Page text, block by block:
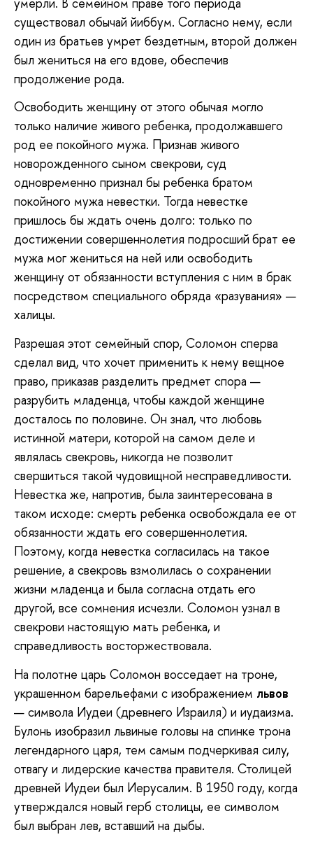
существовал обычай йиббум. Согласно нему, если
один из братьев умрет бездетным, второй должен
был жениться на его вдове, обеспечив
продолжение рода.
Освободить женщину от этого обычая могло
только наличие живого ребенка, продолжавшего
род ее покойного мужа. Признав живого
новорожденного сыном свекрови, суд
одновременно признал бы ребенка братом
покойного мужа невестки. Тогда невестке
пришлось бы ждать очень долго: только по
достижении совершеннолетия подросший брат ее
мужа мог жениться на ней или освободить
женщину от обязанности вступления с ним в брак
посредством специального обряда «разувания» —
халицы.
Разрешая этот семейный спор, Соломон сперва
сделал вид, что хочет применить к нему вещное
право, приказав разделить предмет спора —
разрубить младенца, чтобы каждой женщине
досталось по половине. Он знал, что любовь
истинной матери, которой на самом деле и
являлась свекровь, никогда не позволит
свершиться такой чудовищной несправедливости.
Невестка же, напротив, была заинтересована в
таком исходе: смерть ребенка освобождала ее от
обязанности ждать его совершеннолетия.
Поэтому, когда невестка согласилась на такое
решение, а свекровь взмолилась о сохранении
жизни младенца и была согласна отдать его
другой, все сомнения исчезли. Соломон узнал в
свекрови настоящую мать ребенка, и
справедливость восторжествовала.
На полотне царь Соломон восседает на троне,
украшенном барельефами с изображением львов
— символа Иудеи (древнего Израиля) и иудаизма.
Булонь изобразил львиные головы на спинке трона
легендарного царя, тем самым подчеркивая силу,
отвагу и лидерские качества правителя. Столицей
древней Иудеи был Иерусалим. В 1950 году, когда
утверждался новый герб столицы, ее символом
был выбран лев, вставший на дыбы.